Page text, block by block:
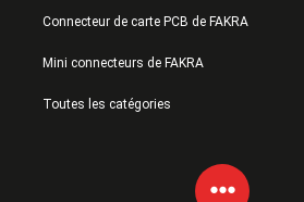
Connecteur de carte PCB de FAKRA
Mini connecteurs de FAKRA
Toutes les catégories